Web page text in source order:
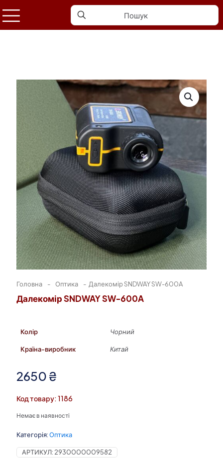
Головна - Оптика - Далекомір SNDWAY SW-600A
Далекомір SNDWAY SW-600A
Колір Чорний
Країна-виробник Китай
2650 ₴
Код товару: 1186
Немає в наявності
Категорія:Оптика
АРТИКУЛ: 2930000009582